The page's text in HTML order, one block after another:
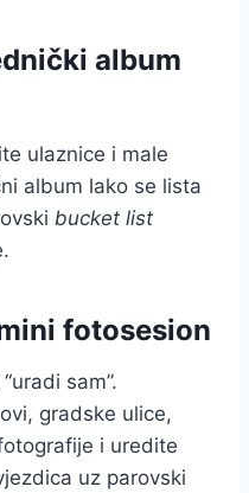
album
ulaznice i male
album lako se lista
bucket list
fotosesion
sam”.
gradske ulice,
i uredite
uz parovski